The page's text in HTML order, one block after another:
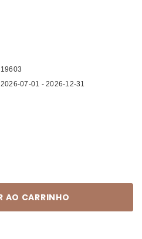
19603
2026-07-01 - 2026-12-31